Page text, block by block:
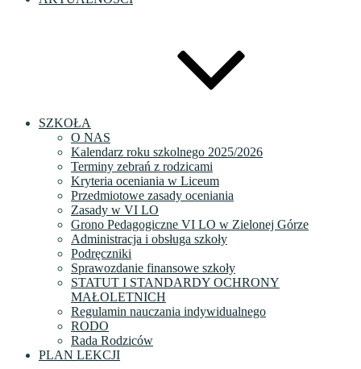
SZKOŁA
O NAS
Kalendarz roku szkolnego 2025/2026
Terminy zebrań z rodzicami
Kryteria oceniania w Liceum
Przedmiotowe zasady oceniania
Zasady w VI LO
Grono Pedagogiczne VI LO w Zielonej Górze
Administracja i obsługa szkoły
Podręczniki
Sprawozdanie finansowe szkoły
STATUT I STANDARDY OCHRONY
MAŁOLETNICH
Regulamin nauczania indywidualnego
RODO
Rada Rodziców
PLAN LEKCJI